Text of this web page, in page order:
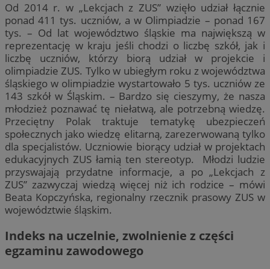
Od 2014 r. w „Lekcjach z ZUS” wzięło udział łącznie
ponad 411 tys. uczniów, a w Olimpiadzie – ponad 167
tys. – Od lat województwo śląskie ma największą w
reprezentację w kraju jeśli chodzi o liczbę szkół, jak i
liczbę uczniów, którzy biorą udział w projekcie i
olimpiadzie ZUS. Tylko w ubiegłym roku z województwa
śląskiego w olimpiadzie wystartowało 5 tys. uczniów ze
143 szkół w Śląskim. – Bardzo się cieszymy, że nasza
młodzież poznawać tę niełatwą, ale potrzebną wiedzę.
Przeciętny Polak traktuje tematykę ubezpieczeń
społecznych jako wiedzę elitarną, zarezerwowaną tylko
dla specjalistów. Uczniowie biorący udział w projektach
edukacyjnych ZUS łamią ten stereotyp. Młodzi ludzie
przyswajają przydatne informacje, a po „Lekcjach z
ZUS” zazwyczaj wiedzą więcej niż ich rodzice – mówi
Beata Kopczyńska, regionalny rzecznik prasowy ZUS w
województwie śląskim.
Indeks na uczelnie, zwolnienie z części
egzaminu zawodowego